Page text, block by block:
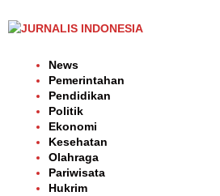
ke
News
Pemerintahan
Pendidikan
Politik
Ekonomi
Kesehatan
Olahraga
Pariwisata
Hukrim